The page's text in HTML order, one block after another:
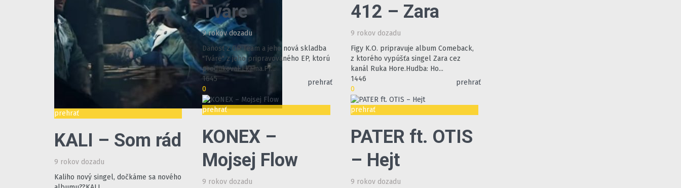
prehrať
KALI – Som rád
9 rokov dozadu
Kaliho nový singel, dočkáme sa nového
Tváre
9 rokov dozadu
Danosť z GR Team a jeho nová skladba
"Tváre" z jeho pripravovaného EP, ktorú
produkoval Lkama.Pr...
1645
0
prehrať
412 – Zara
9 rokov dozadu
Figy K.O. pripravuje album Comeback,
z ktorého vypúšťa singel Zara cez
kanál Ruka Hore.Hudba: Ho...
1446
0
prehrať
prehrať
KONEX –
Mojsej Flow
9 rokov dozadu
prehrať
PATER ft. OTIS
– Hejt
9 rokov dozadu